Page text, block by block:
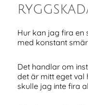
Hur kan jag fira en
med konstant
Det handlar om
det är mitt eget val
skulle jag inte fira